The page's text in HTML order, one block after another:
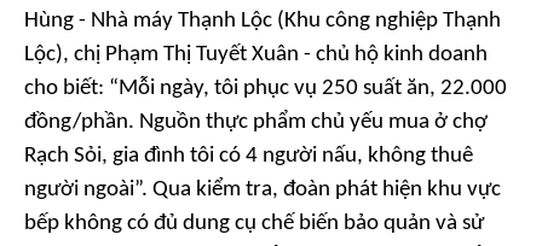
Hùng - Nhà máy Thạnh Lộc (Khu công nghiệp Thạnh
Lộc), chị Phạm Thị Tuyết Xuân - chủ hộ kinh doanh
cho biết: “Mỗi ngày, tôi phục vụ 250 suất ăn, 22.000
đồng/phần. Nguồn thực phẩm chủ yếu mua ở chợ
Rạch Sỏi, gia đình tôi có 4 người nấu, không thuê
người ngoài”. Qua kiểm tra, đoàn phát hiện khu vực
bếp không có đủ dung cụ chế biến bảo quản và sử